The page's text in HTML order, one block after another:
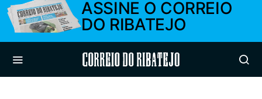
ASSINE O CORREIO
DO RIBATEJO
Correio do Ribatejo